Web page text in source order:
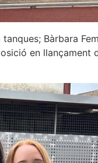
Bàrbara
en llançament